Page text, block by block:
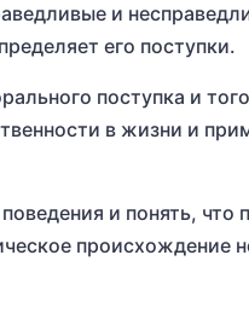
и
его поступки.
поступка и
в жизни и
и понять, что
происхождение